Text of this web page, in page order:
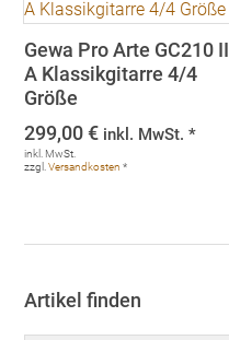
Gewa Pro Arte GC210 II
A Klassikgitarre 4/4
Größe
299,00€ inkl. MwSt. *
inkl. MwSt.
zzgl.Versandkosten *
Artikel finden